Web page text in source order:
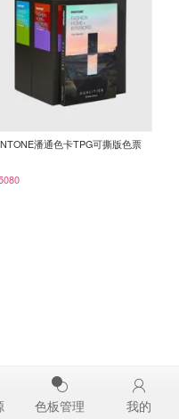
潘通色卡TPG可撕版色票
色板管理 我的